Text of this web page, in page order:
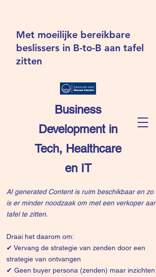
Business
Development in
Tech, Healthcare
en IT
Met moeilijke bereikbare
beslissers in B-to-B aan tafel
zitten
AI generated Content is ruim beschikbaar en zo
is er minder noodzaak om met een verkoper aan
tafel te zitten.
Draai het daarom om:
✔ Vervang de strategie van zenden door een
strategie van ontvangen
✔ Geen buyer persona (zenden) maar inzichten